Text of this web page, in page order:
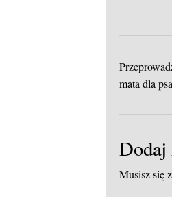
mata dla psa
Dodaj
Musisz się